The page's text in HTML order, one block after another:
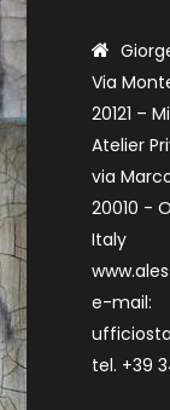
Via
20121 –
Atelier
via
20010 -
Italy
e-mail:
tel. +39